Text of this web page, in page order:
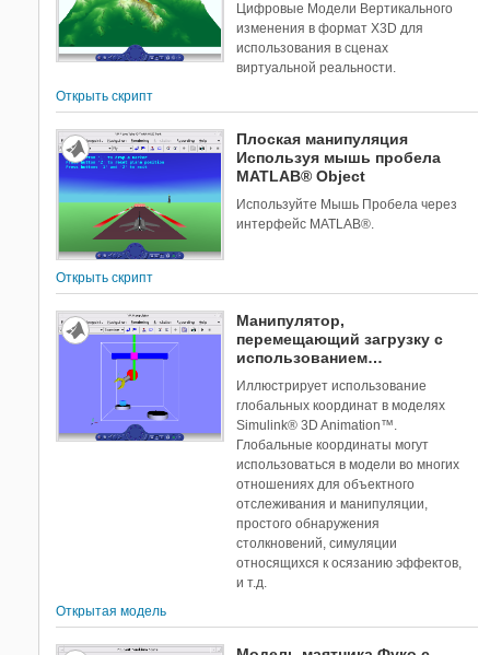
Цифровые Модели Вертикального
изменения в формат X3D для
использования в сценах
виртуальной реальности.
Открыть скрипт
Плоская манипуляция
Используя мышь пробела
MATLAB® Object
Используйте Мышь Пробела через
интерфейс MATLAB®.
Открыть скрипт
Манипулятор,
перемещающий загрузку с
использованием
Иллюстрирует использование
глобальных координат в моделях
Simulink® 3D Animation™.
Глобальные координаты могут
использоваться в модели во многих
отношениях для объектного
отслеживания и манипуляции,
простого обнаружения
столкновений, симуляции
относящихся к осязанию эффектов,
и т.д.
Открытая модель